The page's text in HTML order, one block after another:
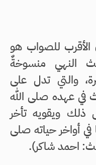
الأقرب للصواب هو
النهي منسوخةٌ
والتي تدل على
في عهده صلى الله
ويقويه تأخر
أواخر حياته صلى
احمد شاكر).